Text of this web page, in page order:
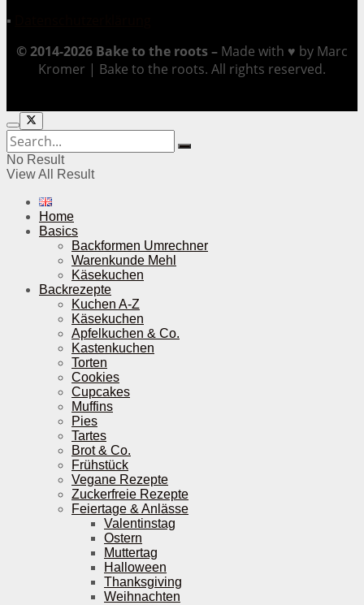
▪
© 2014-2026 Bake to the roots – Made with ♥ by Marc
Kromer | Bake to the roots. All rights reserved.
No Result
View All Result
Home
Basics
Backformen Umrechner
Warenkunde Mehl
Käsekuchen
Backrezepte
Kuchen A-Z
Käsekuchen
Apfelkuchen & Co.
Kastenkuchen
Torten
Cookies
Cupcakes
Muffins
Pies
Tartes
Brot & Co.
Frühstück
Vegane Rezepte
Zuckerfreie Rezepte
Feiertage & Anlässe
Valentinstag
Ostern
Muttertag
Halloween
Thanksgiving
Weihnachten